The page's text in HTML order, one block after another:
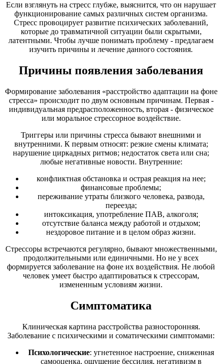
Если взглянуть на стресс глубже, выяснится, что он нарушает
функционирование самых различных систем организма.
Стресс провоцирует развитие психических заболеваний,
которые до травматичной ситуации были скрытыми,
латентными. Чтобы лучше понимать проблему - предлагаем
изучить причины и лечение данного состояния.
Причины появления заболевания
Формирование заболевания «расстройство адаптации на фоне
стресса» происходит по двум основным причинам. Первая -
индивидуальная предрасположенность, вторая - физическое
или моральное стрессорное воздействие.
Триггеры или причины стресса бывают внешними и
внутренними. К первым относят: резкие смены климата;
нарушение циркадных ритмов; недостаток света или сна;
любые негативные новости. Внутренние:
конфликтная обстановка и острая реакция на нее;
финансовые проблемы;
переживание утраты близкого человека, развода,
переезда;
интоксикация, употребление ПАВ, алкоголя;
отсутствие баланса между работой и отдыхом;
нездоровое питание и в целом образ жизни.
Стрессоры встречаются регулярно, бывают множественными,
продолжительными или единичными. Но не у всех
формируется заболевание на фоне их воздействия. Не любой
человек умеет быстро адаптироваться к стрессорам,
измененным условиям жизни.
Симптоматика
Клиническая картина расстройства разносторонняя.
Заболевание с психическими и соматическими симптомами:
Психологические: угнетенное настроение, сниженная
самооценка, ощущение бессилия, негативизм в